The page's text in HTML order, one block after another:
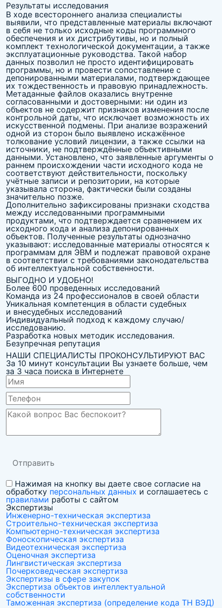
Результаты исследования
В ходе всестороннего анализа специалисты
выявили, что представленные материалы включают
в себя не только исходные коды программного
обеспечения и их дистрибутивы, но и полный
комплект технологической документации, а также
эксплуатационные руководства. Такой набор
данных позволил не просто идентифицировать
программы, но и провести сопоставление с
депонированными материалами, подтверждающее
их тождественность и правовую принадлежность.
Метаданные файлов оказались внутренне
согласованными и достоверными: ни один из
объектов не содержит признаков изменения после
контрольной даты, что исключает возможность их
искусственной подмены. При анализе возражений
одной из сторон было выявлено искажённое
толкование условий лицензии, а также ссылки на
источники, не подтверждённые объективными
данными. Установлено, что заявленные аргументы о
раннем происхождении части исходного кода не
соответствуют действительности, поскольку
учётные записи и репозитории, на которые
указывала сторона, фактически были созданы
значительно позже.
Дополнительно зафиксированы признаки сходства
между исследованными программными
продуктами, что подтверждается сравнением их
исходного кода и анализа депонированных
объектов. Полученные результаты однозначно
указывают: исследованные материалы относятся к
программам для ЭВМ и подлежат правовой охране
в соответствии с требованиями законодательства
об интеллектуальной собственности.
ВЫГОДНО И УДОБНО!
Более 600 проведенных исследований
Команда из 24 профессионалов в своей области
Уникальная компетенция в области судебных
и внесудебных исследований
Индивидуальный подход к каждому случаю/
исследованию.
Разработка новых методик исследования.
Безупречная репутация
НАШИ СПЕЦИАЛИСТЫ ПРОКОНСУЛЬТИРУЮТ ВАС
За 10 минут консультации Вы узнаете больше, чем
за 3 часа поиска в Интернете
Нажимая на кнопку вы даете свое согласие на
обработку персональных данных и соглашаетесь с
правилами работы с сайтом
Экспертизы
Инженерно-техническая экспертиза
Строительно-техническая экспертиза
Компьютерно-техническая экспертиза
Фоноскопическая экспертиза
Видеотехническая экспертиза
Оценочная экспертиза
Лингвистическая экспертиза
Почерковедческая экспертиза
Экспертизы в сфере закупок
Экспертиза объектов интеллектуальной
собственности
Таможенная экспертиза (определение кода ТН ВЭД)